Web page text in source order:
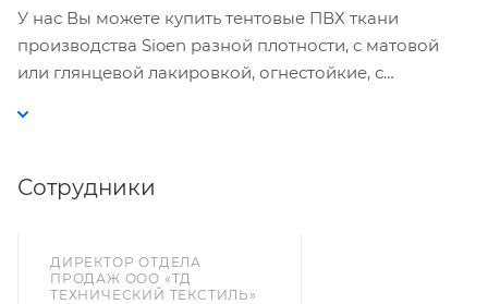
У нас Вы можете купить тентовые ПВХ ткани
производства Sioen разной плотности, с матовой
или глянцевой лакировкой, огнестойкие, с
Сотрудники
ДИРЕКТОР ОТДЕЛА
ПРОДАЖ ООО «ТД
ТЕХНИЧЕСКИЙ ТЕКСТИЛЬ»